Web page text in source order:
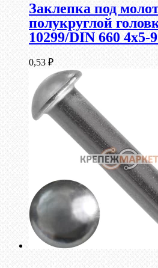
Заклепка под
полукруглой
10299/DIN 660 4х5-
0,53 ₽